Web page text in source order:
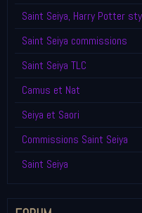
Saint Seiya, Harry Potter
Saint Seiya commissions
Saint Seiya TLC
Camus et Nat
Seiya et Saori
Commissions Saint Seiya
Saint Seiya